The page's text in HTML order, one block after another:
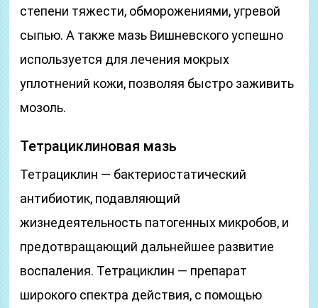
степени тяжести, обморожениями, угревой
сыпью. А также мазь Вишневского успешно
используется для лечения мокрых
уплотнений кожи, позволяя быстро заживить
мозоль.
Тетрациклиновая мазь
Тетрациклин — бактериостатический
антибиотик, подавляющий
жизнедеятельность патогенных микробов, и
предотвращающий дальнейшее развитие
воспаления. Тетрациклин — препарат
широкого спектра действия, с помощью